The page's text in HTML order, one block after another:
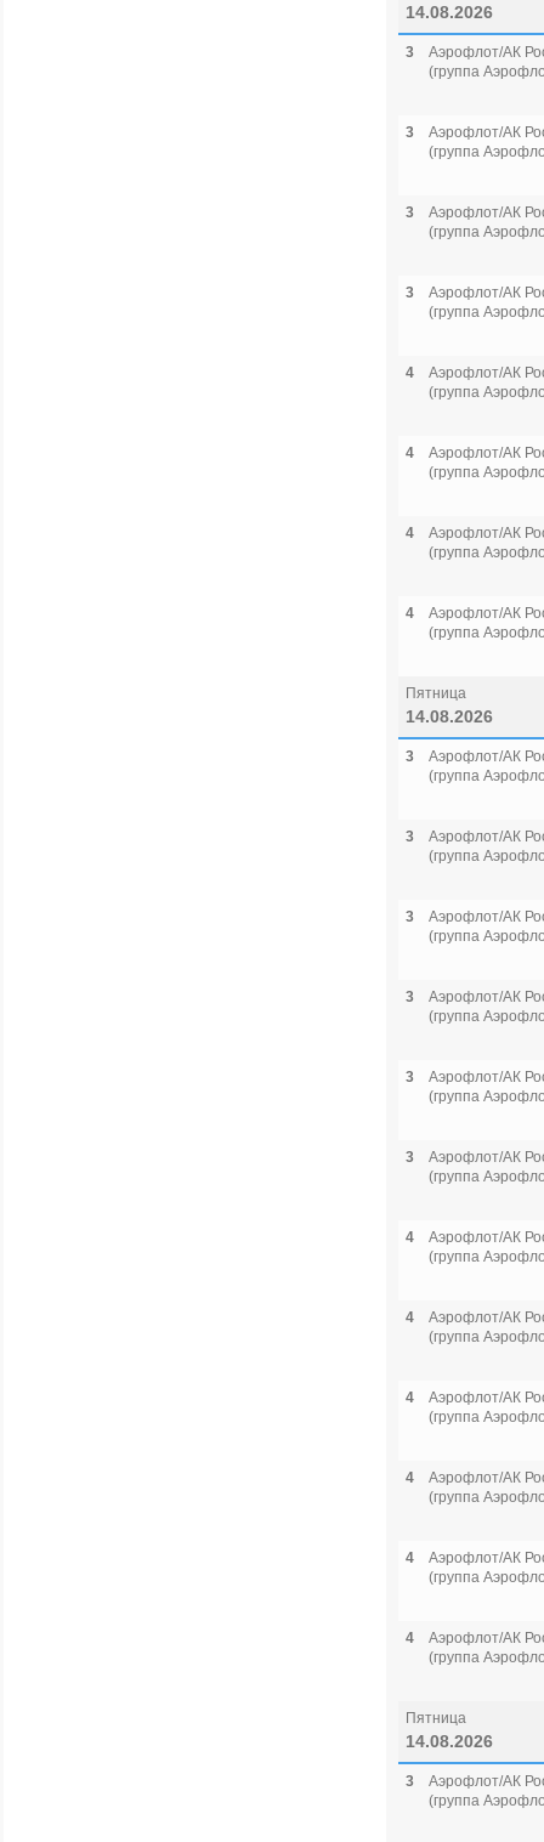
14.08.2026
3
Аэрофлот/АК
(группа
3
Аэрофлот/АК
(группа
3
Аэрофлот/АК
(группа
3
Аэрофлот/АК
(группа
4
Аэрофлот/АК
(группа
4
Аэрофлот/АК
(группа
4
Аэрофлот/АК
(группа
4
Аэрофлот/АК
(группа
Пятница
14.08.2026
3
Аэрофлот/АК
(группа
3
Аэрофлот/АК
(группа
3
Аэрофлот/АК
(группа
3
Аэрофлот/АК
(группа
3
Аэрофлот/АК
(группа
3
Аэрофлот/АК
(группа
4
Аэрофлот/АК
(группа
4
Аэрофлот/АК
(группа
4
Аэрофлот/АК
(группа
4
Аэрофлот/АК
(группа
4
Аэрофлот/АК
(группа
4
Аэрофлот/АК
(группа
Пятница
14.08.2026
3
Аэрофлот/АК
(группа